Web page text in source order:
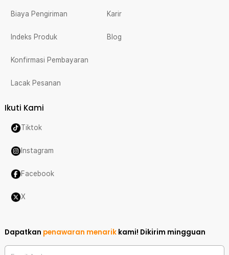
Biaya Pengiriman
Indeks Produk
Konfirmasi Pembayaran
Lacak Pesanan
Karir
Blog
Ikuti Kami
Tiktok
Instagram
Facebook
X
Dapatkan penawaran menarik kami! Dikirim mingguan